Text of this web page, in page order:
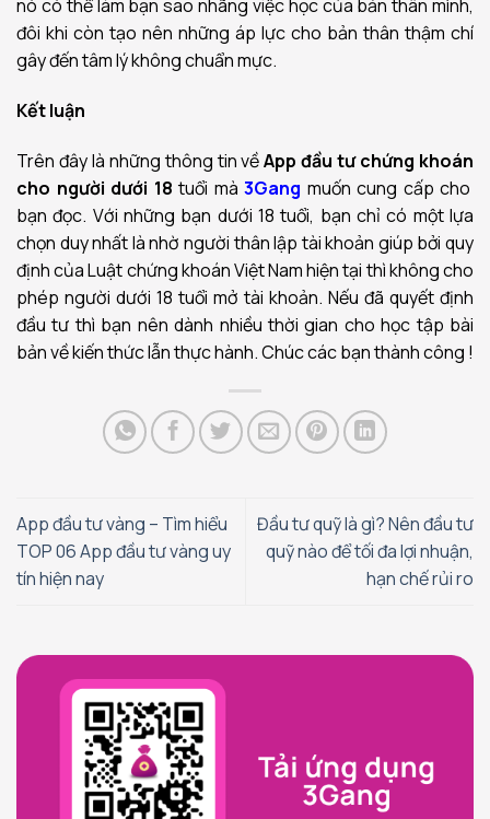
nó có thể làm bạn sao nhãng việc học của bản thân mình,
đôi khi còn tạo nên những áp lực cho bản thân thậm chí
gây đến tâm lý không chuẩn mực.
Kết luận
Trên đây là những thông tin vềApp đầu tư chứng khoán
cho người dưới 18 tuổi mà3Gang muốn cung cấp cho
bạn đọc. Với những bạn dưới 18 tuổi, bạn chỉ có một lựa
chọn duy nhất là nhờ người thân lập tài khoản giúp bởi quy
định của Luật chứng khoán Việt Nam hiện tại thì không cho
phép người dưới 18 tuổi mở tài khoản. Nếu đã quyết định
đầu tư thì bạn nên dành nhiều thời gian cho học tập bài
bản về kiến thức lẫn thực hành. Chúc các bạn thành công !
App đầu tư vàng – Tìm hiểu
TOP 06 App đầu tư vàng uy
tín hiện nay
Đầu tư quỹ là gì? Nên đầu tư
quỹ nào để tối đa lợi nhuận,
hạn chế rủi ro